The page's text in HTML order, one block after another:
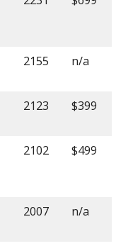
2155 n/a
2123 $399
2102 $499
2007 n/a